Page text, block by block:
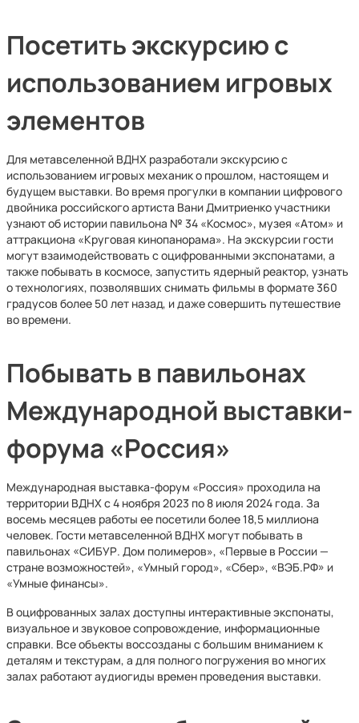
Посетить экскурсию с
использованием игровых
элементов
Для метавселенной ВДНХ разработали экскурсию с
использованием игровых механик о прошлом, настоящем и
будущем выставки. Во время прогулки в компании цифрового
двойника российского артиста Вани Дмитриенко участники
узнают об истории павильона № 34 «Космос», музея «Атом» и
аттракциона «Круговая кинопанорама». На экскурсии гости
могут взаимодействовать с оцифрованными экспонатами, а
также побывать в космосе, запустить ядерный реактор, узнать
о технологиях, позволявших снимать фильмы в формате 360
градусов более 50 лет назад, и даже совершить путешествие
во времени.
Побывать в павильонах
Международной выставки-
форума «Россия»
Международная выставка-форум «Россия» проходила на
территории ВДНХ с 4 ноября 2023 по 8 июля 2024 года. За
восемь месяцев работы ее посетили более 18,5 миллиона
человек. Гости метавселенной ВДНХ могут побывать в
павильонах «СИБУР. Дом полимеров», «Первые в России —
стране возможностей», «Умный город», «Сбер», «ВЭБ.РФ» и
«Умные финансы».
В оцифрованных залах доступны интерактивные экспонаты,
визуальное и звуковое сопровождение, информационные
справки. Все объекты воссозданы с большим вниманием к
деталям и текстурам, а для полного погружения во многих
залах работают аудиогиды времен проведения выставки.